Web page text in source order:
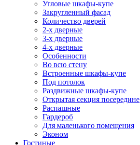
Угловые шкафы-купе
Закругленный фасад
Количество дверей
2-х дверные
3-х дверные
4-х дверные
Особенности
Во всю стену
Встроенные шкафы-купе
Под потолок
Раздвижные шкафы-купе
Открытая секция посередине
Распашные
Гардероб
Для маленького помещения
Эконом
Гостиные